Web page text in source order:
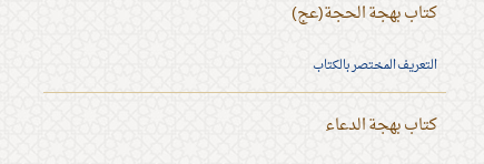
كتاب بهجة الحجة(عج)
التعريف المختصر بالكتاب
كتاب بهجة الدعاء